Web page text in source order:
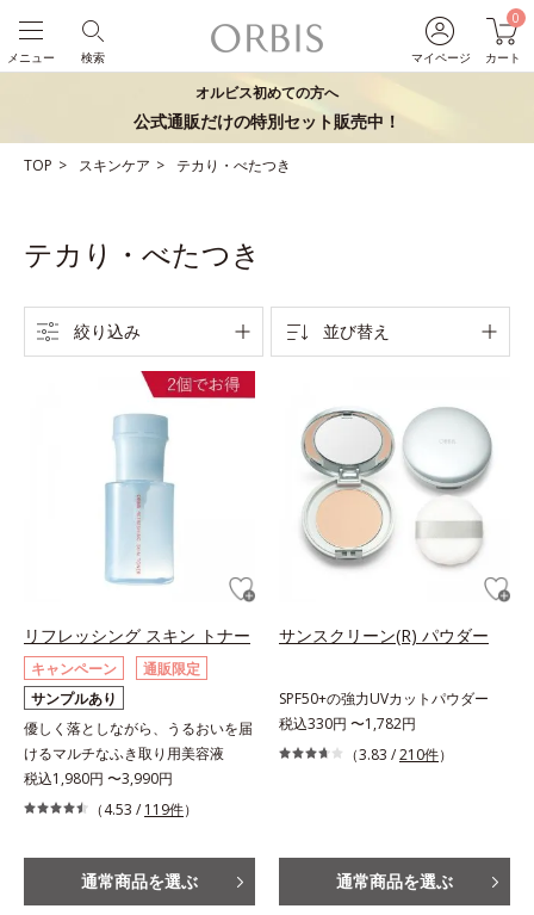
マイページ
0
カート
検索
メニュー
オルビス初めての方へ
公式通販だけの特別セット販売中！
TOP スキンケア テカり・べたつき
テカり・べたつき
絞り込み 並び替え
リフレッシング スキン トナー
キャンペーン
通販限定
サンプルあり
優しく落としながら、うるおいを届
けるマルチなふき取り用美容液
税込1,980円 〜3,990円
（4.53 / 119件）
通常商品を選ぶ
サンスクリーン(R) パウダー
SPF50+の強力UVカットパウダー
税込330円 〜1,782円
（3.83 /210件）
通常商品を選ぶ